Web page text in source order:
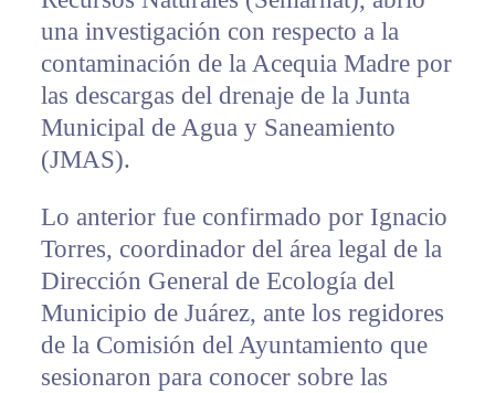
una investigación con respecto a la
contaminación de la Acequia Madre por
las descargas del drenaje de la Junta
Municipal de Agua y Saneamiento
(JMAS).
Lo anterior fue confirmado por Ignacio
Torres, coordinador del área legal de la
Dirección General de Ecología del
Municipio de Juárez, ante los regidores
de la Comisión del Ayuntamiento que
sesionaron para conocer sobre las